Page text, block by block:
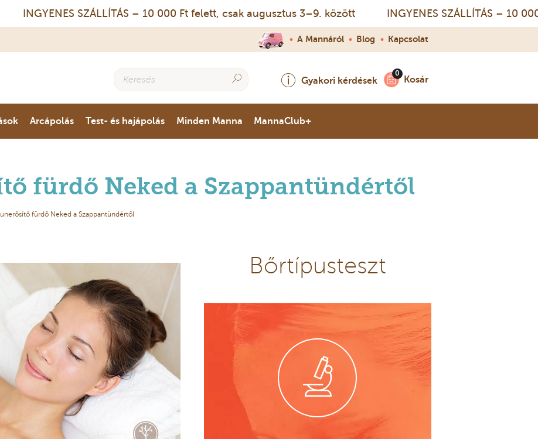
INGYENES SZÁLLÍTÁS – 10 000 Ft felett, csak augusztus 3–9. között INGYENES SZÁLLÍTÁS – 10 000
• A Mannáról • Blog • Kapcsolat
Gyakori kérdések Kosár
Arcápolás Test- és hajápolás Minden Manna MannaClub+
fürdő Neked a Szappantündértől
fürdő Neked a Szappantündértől
Bőrtípusteszt